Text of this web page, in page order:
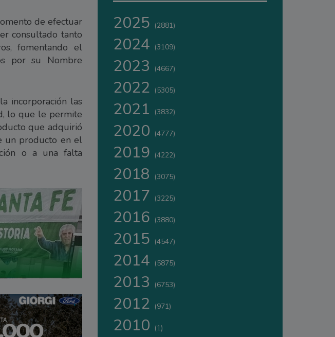
de efectuar
consultado tanto
fomentando el
por su Nombre
incorporación las
lo que le permite
que adquirió
un producto en el
o a una falta
2025 (2881)
2024 (3109)
2023 (4667)
2022 (5305)
2021 (3832)
2020 (4777)
2019 (4222)
2018 (3075)
2017 (3225)
2016 (3880)
2015 (4547)
2014 (5875)
2013 (6753)
2012 (971)
2010 (1)